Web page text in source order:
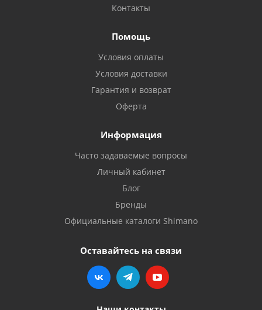
Контакты
Помощь
Условия оплаты
Условия доставки
Гарантия и возврат
Оферта
Информация
Часто задаваемые вопросы
Личный кабинет
Блог
Бренды
Официальные каталоги Shimano
Оставайтесь на связи